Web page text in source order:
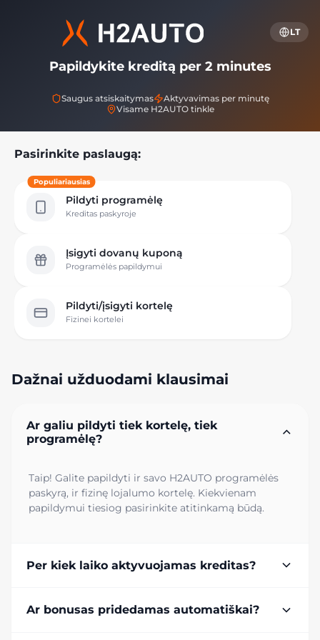
LT
Papildykite kreditą per 2 minutes
Saugus atsiskaitymas
Aktyvavimas per minutę
Visame H2AUTO tinkle
Pasirinkite paslaugą:
Populiariausias
Pildyti programėlę
Kreditas paskyroje
Įsigyti dovanų kuponą
Programėlės papildymui
Pildyti/įsigyti kortelę
Fizinei kortelei
Dažnai užduodami klausimai
Ar galiu pildyti tiek kortelę, tiek
programėlę?
Taip! Galite papildyti ir savo H2AUTO programėlės
paskyrą, ir fizinę lojalumo kortelę. Kiekvienam
papildymui tiesiog pasirinkite atitinkamą būdą.
Per kiek laiko aktyvuojamas kreditas?
Ar bonusas pridedamas automatiškai?